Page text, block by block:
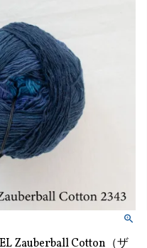
Zauberball Cotton（ザ